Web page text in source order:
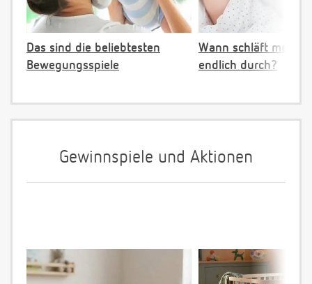
Das sind die beliebtesten
Bewegungsspiele
Wann schläft mein
endlich durch?
Gewinnspiele und Aktionen